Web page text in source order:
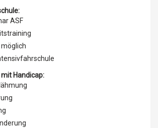
ASF
Handicapausbildung
Handicap: